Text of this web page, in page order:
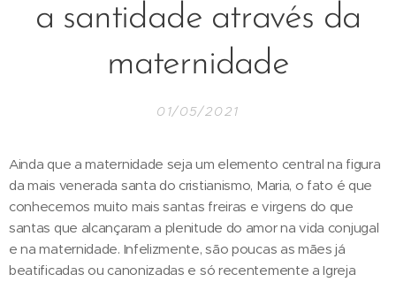
a santidade através da
maternidade
01/05/2021
Ainda que a maternidade seja um elemento central na figura
da mais venerada santa do cristianismo, Maria, o fato é que
conhecemos muito mais santas freiras e virgens do que
santas que alcançaram a plenitude do amor na vida conjugal
e na maternidade. Infelizmente, são poucas as mães já
beatificadas ou canonizadas e só recentemente a Igreja